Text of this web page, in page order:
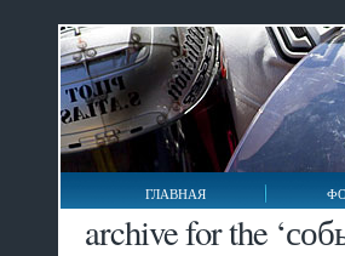
ГЛАВНАЯ
archive for the